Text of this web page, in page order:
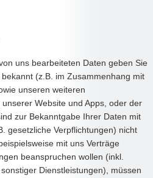
uns bearbeiteten Daten geben Sie
(z.B. im Zusammenhang mit
unseren weiteren
Website und Apps, oder der
zur Bekanntgabe Ihrer Daten mit
gesetzliche Verpflichtungen) nicht
mit uns Verträge
beanspruchen wollen (inkl.
Dienstleistungen), müssen